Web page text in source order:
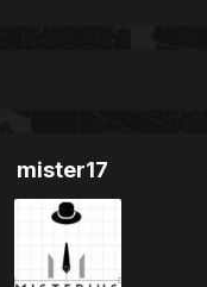
mister17